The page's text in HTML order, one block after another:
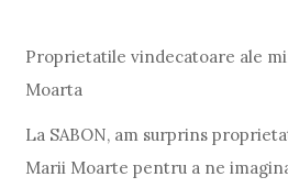
Proprietatile vindecatoare ale
Moarta
La SABON, am surprins
Marii Moarte pentru a ne